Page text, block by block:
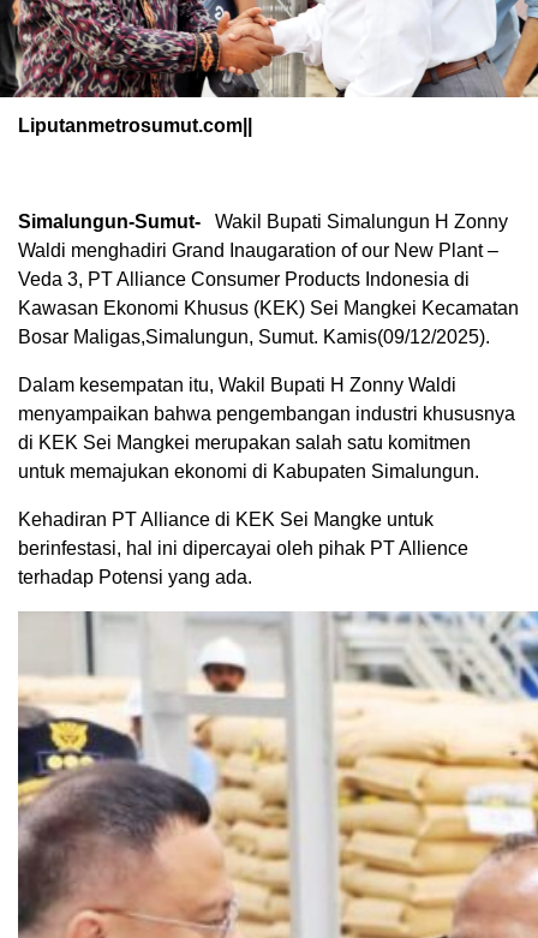
Liputanmetrosumut.com||
Simalungun-Sumut- Wakil Bupati Simalungun H Zonny
Waldi menghadiri Grand Inaugaration of our New Plant –
Veda 3, PT Alliance Consumer Products Indonesia di
Kawasan Ekonomi Khusus (KEK) Sei Mangkei Kecamatan
Bosar Maligas,Simalungun, Sumut. Kamis(09/12/2025).
Dalam kesempatan itu, Wakil Bupati H Zonny Waldi
menyampaikan bahwa pengembangan industri khususnya
di KEK Sei Mangkei merupakan salah satu komitmen
untuk memajukan ekonomi di Kabupaten Simalungun.
Kehadiran PT Alliance di KEK Sei Mangke untuk
berinfestasi, hal ini dipercayai oleh pihak PT Allience
terhadap Potensi yang ada.